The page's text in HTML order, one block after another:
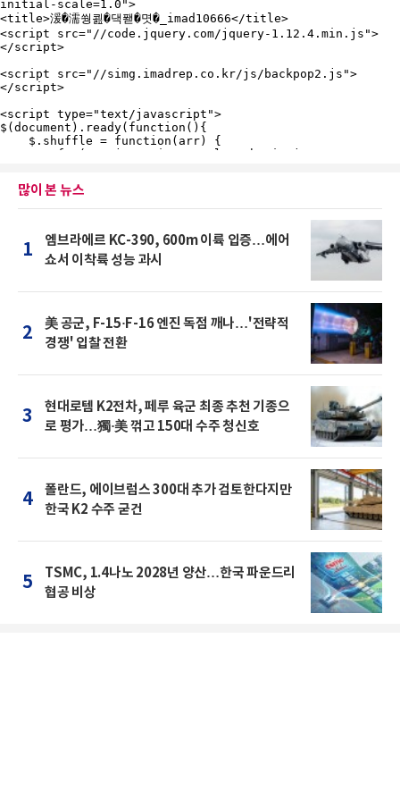
많이 본 뉴스
1
엠브라에르 KC-390, 600m 이륙 입증…에어
쇼서 이착륙 성능 과시
2
美 공군, F-15·F-16 엔진 독점 깨나…'전략적
경쟁' 입찰 전환
3
현대로템 K2전차, 페루 육군 최종 추천 기종으
로 평가…獨·美 꺾고 150대 수주 청신호
4
폴란드, 에이브럼스 300대 추가 검토한다지만
한국 K2 수주 굳건
5
TSMC, 1.4나노 2028년 양산…한국 파운드리
협공 비상